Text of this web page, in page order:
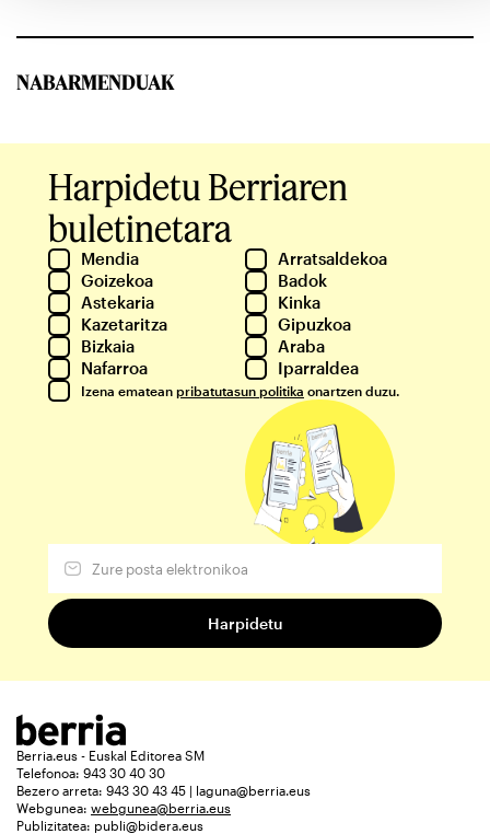
NABARMENDUAK
Harpidetu Berriaren
buletinetara
Mendia
Arratsaldekoa
Goizekoa
Badok
Astekaria
Kinka
Kazetaritza
Gipuzkoa
Bizkaia
Araba
Nafarroa
Iparraldea
Izena ematean pribatutasun politika onartzen duzu.
Berria.eus - Euskal Editorea SM
Telefonoa: 943 30 40 30
Bezero arreta: 943 30 43 45 | laguna@berria.eus
Webgunea: webgunea@berria.eus
Publizitatea: publi@bidera.eus